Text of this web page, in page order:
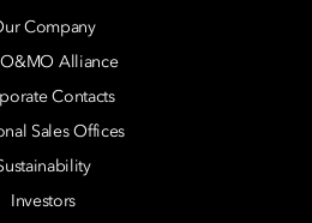
Company
Alliance
Contacts
Sales Offices
Investors